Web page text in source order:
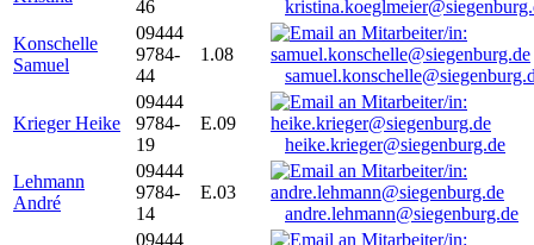
46
Konschelle
Samuel
09444
9784-
44
1.08
Krieger Heike
09444
9784-
19
E.09
heike.krieger@siegenburg.de
Lehmann
André
09444
9784-
14
E.03
andre.lehmann@siegenburg.de
09444